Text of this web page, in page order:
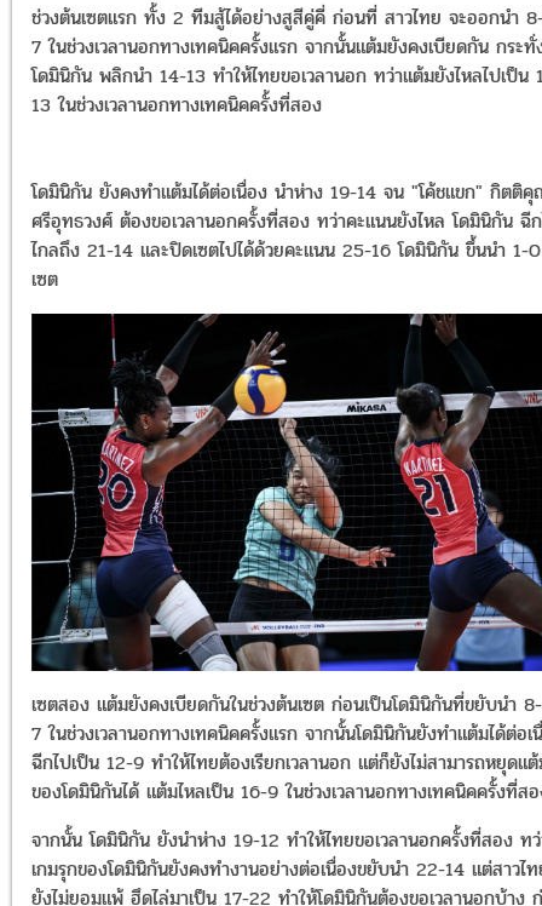
ช่วงต้นเซตแรก ทั้ง 2 ทีมสู้ได้อย่างสูสีคู่คี่ ก่อนที่ สาวไทย จะออกนำ
7 ในช่วงเวลานอกทางเทคนิคครั้งแรก จากนั้นแต้มยังคงเบียดกัน กระทั่
โดมินิกัน พลิกนำ 14-13 ทำให้ไทยขอเวลานอก ทว่าแต้มยังไหลไปเป็น
13 ในช่วงเวลานอกทางเทคนิคครั้งที่สอง
โดมินิกัน ยังคงทำแต้มได้ต่อเนื่อง นำห่าง 19-14 จน "โค้ชแขก" กิตติ
ศรีอุทธวงศ์ ต้องขอเวลานอกครั้งที่สอง ทว่าคะแนนยังไหล โดมินิกัน ฉี
ไกลถึง 21-14 และปิดเซตไปได้ด้วยคะแนน 25-16 โดมินิกัน ขึ้นนำ 1-0
เซต
เซตสอง แต้มยังคงเบียดกันในช่วงต้นเซต ก่อนเป็นโดมินิกันที่ขยับนำ 8-
7 ในช่วงเวลานอกทางเทคนิคครั้งแรก จากนั้นโดมินิกันยังทำแต้มได้ต่อเ
ฉีกไปเป็น 12-9 ทำให้ไทยต้องเรียกเวลานอก แต่ก็ยังไม่สามารถหยุดแ
ของโดมินิกันได้ แต้มไหลเป็น 16-9 ในช่วงเวลานอกทางเทคนิคครั้งที่ส
จากนั้น โดมินิกัน ยังนำห่าง 19-12 ทำให้ไทยขอเวลานอกครั้งที่สอง ท
เกมรุกของโดมินิกันยังคงทำงานอย่างต่อเนื่องขยับนำ 22-14 แต่สาวไ
ยังไม่ยอมแพ้ ฮึดไล่มาเป็น 17-22 ทำให้โดมินิกันต้องขอเวลานอกบ้าง